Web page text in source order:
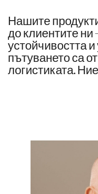
Нашите
до клиентите
устойчивостта
пътуването са
логистиката.